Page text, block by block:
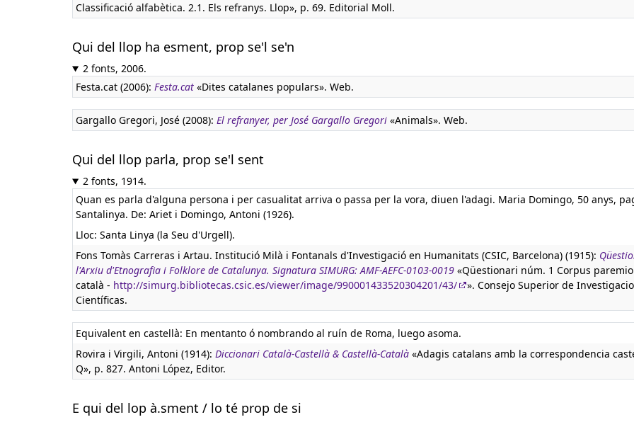
Classificació alfabètica. 2.1. Els refranys. Llop», p. 69. Editorial Moll.
Qui del llop ha esment, prop se'l se'n
2 fonts, 2006.
Festa.cat (2006): Festa.cat «Dites catalanes populars». Web.
Gargallo Gregori, José (2008): El refranyer, per José Gargallo Gregori «Animals». Web.
Qui del llop parla, prop se'l sent
2 fonts, 1914.
Quan es parla d'alguna persona i per casualitat arriva o passa per la vora, diuen l'adagi. Maria Domingo, 50 anys,
Santalinya. De: Ariet i Domingo, Antoni (1926).
Lloc: Santa Linya (la Seu d'Urgell).
Fons Tomàs Carreras i Artau. Institució Milà i Fontanals d'Investigació en Humanitats (CSIC, Barcelona) (1915):
l'Arxiu d'Etnografia i Folklore de Catalunya. Signatura SIMURG: AMF-AEFC-0103-0019 «Qüestionari núm. 1 Corpus
català - http://simurg.bibliotecas.csic.es/viewer/image/990001433520304201/43/
». Consejo Superior de
Científicas.
Equivalent en castellà: En mentanto ó nombrando al ruín de Roma, luego asoma.
Rovira i Virgili, Antoni (1914): Diccionari Català-Castellà & Castellà-Català «Adagis catalans amb la correspondencia
Q», p. 827. Antoni López, Editor.
E qui del lop à.sment / lo té prop de si